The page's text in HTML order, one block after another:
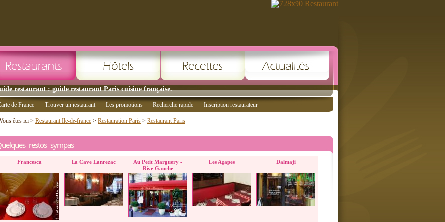
restaurant : guide restaurant Paris cuisine française.
de France Trouver un restaurant Les promotions Recherche rapide Inscription restaurateur
Vous êtes ici > Restaurant Ile-de-france > Restauration Paris > Restaurant Paris
restos sympas
Francesca La Cave Lanrezac
Au Petit Marguery -
Rive Gauche
Les Agapes Dalmaji